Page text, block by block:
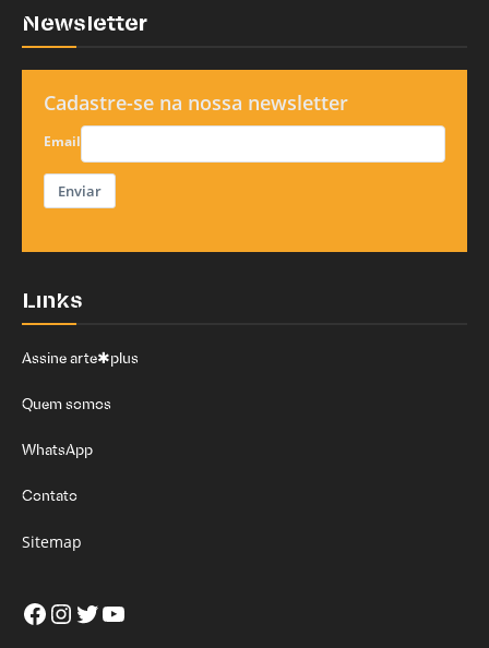
Newsletter
Cadastre-se na nossa newsletter
Email
Enviar
Links
Assine arte✱plus
Quem somos
WhatsApp
Contato
Sitemap
Facebook
Instagram
Twitter
Youtube